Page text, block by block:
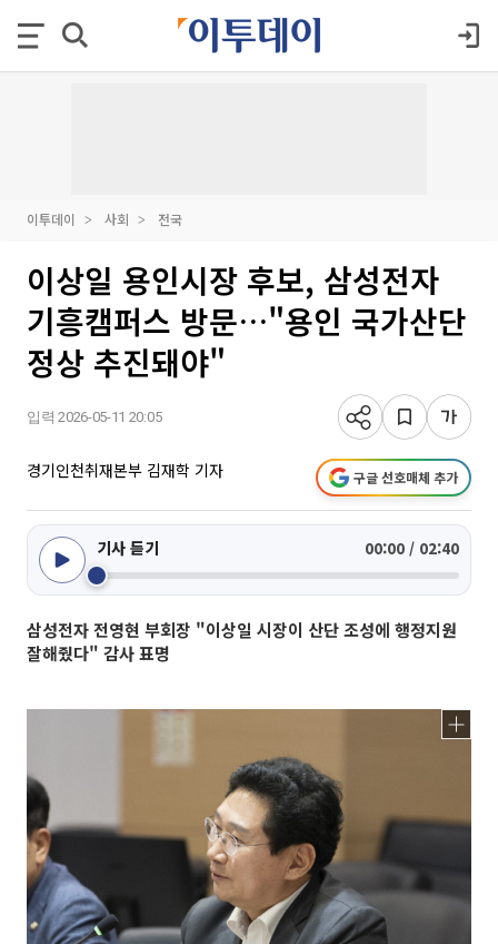
이투데이 사회 전국
이상일 용인시장 후보, 삼성전자
기흥캠퍼스 방문…"용인 국가산단
정상 추진돼야"
입력 2026-05-11 20:05
경기인천취재본부 김재학 기자 구글 선호매체 추가
기사 듣기 00:00 / 02:40
삼성전자 전영현 부회장 "이상일 시장이 산단 조성에 행정지원
잘해줬다" 감사 표명